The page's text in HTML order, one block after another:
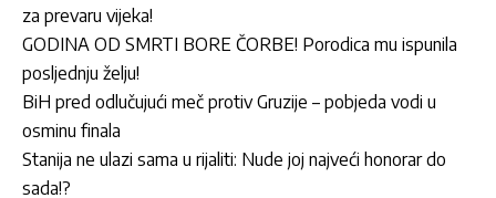
za prevaru vijeka!
GODINA OD SMRTI BORE ČORBE! Porodica mu ispunila
posljednju želju!
BiH pred odlučujući meč protiv Gruzije – pobjeda vodi u
osminu finala
Stanija ne ulazi sama u rijaliti: Nude joj najveći honorar do
sada!?